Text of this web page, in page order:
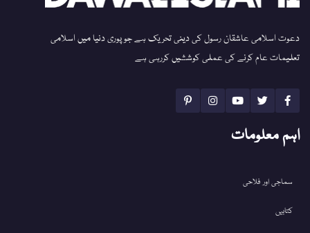
دعوت اسلامی عاشقان رسول کی دینی تحریک ہے جو پوری دنیا میں اسلامی
تعلیمات عام کرنے کی عملی کوششیں کررہی ہے
اہم معلومات
سماجی اور فلاحی
کتابیں